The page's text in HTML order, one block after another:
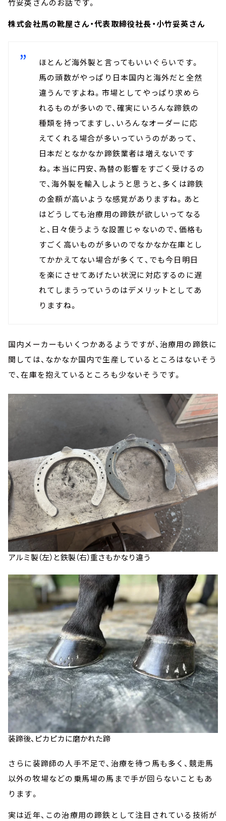
竹妥英さんのお話です。
株式会社馬の靴屋さん・代表取締役社長・小竹妥英さん
ほとんど海外製と言ってもいいぐらいです。
馬の頭数がやっぱり日本国内と海外だと全然
違うんですよね。市場としてやっぱり求めら
れるものが多いので、確実にいろんな蹄鉄の
種類を持ってますし、いろんなオーダーに応
えてくれる場合が多いっていうのがあって、
日本だとなかなか蹄鉄業者は増えないです
ね。本当に円安、為替の影響をすごく受けるの
で、海外製を輸入しようと思うと、多くは蹄鉄
の金額が高いような感覚がありますね。あと
はどうしても治療用の蹄鉄が欲しいってなる
と、日々使うような設置じゃないので、価格も
すごく高いものが多いのでなかなか在庫とし
てかかえてない場合が多くて、でも今日明日
を楽にさせてあげたい状況に対応するのに遅
れてしまうっていうのはデメリットとしてあ
りますね。
国内メーカーもいくつかあるようですが、治療用の蹄鉄に
関しては、なかなか国内で生産しているところはないそう
で、在庫を抱えているところも少ないそうです。
アルミ製（左）と鉄製（右）重さもかなり違う
装蹄後、ピカピカに磨かれた蹄
さらに装蹄師の人手不足で、治療を待つ馬も多く、競走馬
以外の牧場などの乗馬場の馬まで手が回らないこともあ
ります。
実は近年、この治療用の蹄鉄として注目されている技術が